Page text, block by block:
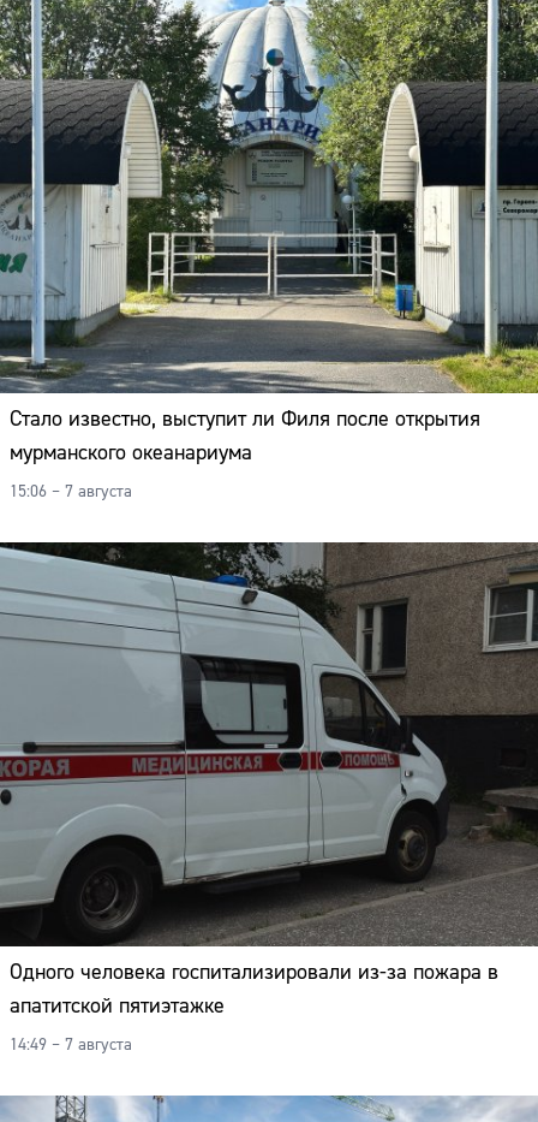
Стало известно, выступит ли Филя после открытия
мурманского океанариума
15:06 – 7 августа
Одного человека госпитализировали из-за пожара в
апатитской пятиэтажке
14:49 – 7 августа